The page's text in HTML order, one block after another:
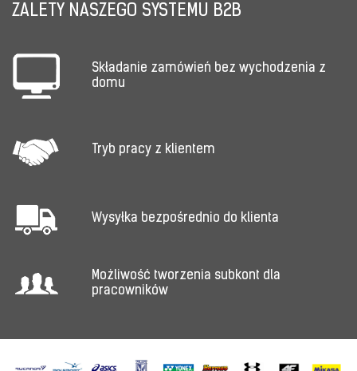
ZALETY NASZEGO SYSTEMU B2B
Składanie zamówień bez wychodzenia z
domu
Tryb pracy z klientem
Wysyłka bezpośrednio do klienta
Możliwość tworzenia subkont dla
pracowników